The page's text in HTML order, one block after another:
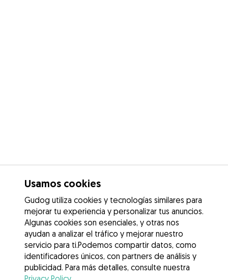
Usamos cookies
Gudog utiliza cookies y tecnologías similares para
mejorar tu experiencia y personalizar tus anuncios.
Algunas cookies son esenciales, y otras nos
ayudan a analizar el tráfico y mejorar nuestro
servicio para ti.Podemos compartir datos, como
identificadores únicos, con partners de análisis y
publicidad. Para más detalles, consulte nuestra